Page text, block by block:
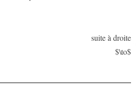
suite à droite
$\to$